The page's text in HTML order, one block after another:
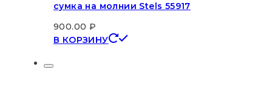
сумка на молнии Stels 55917
900.00 ₽
В КОРЗИНУ